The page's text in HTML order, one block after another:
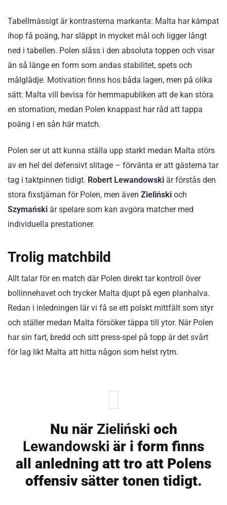
Tabellmässigt är kontrasterna markanta: Malta har kämpat
ihop få poäng, har släppt in mycket mål och ligger långt
ned i tabellen. Polen slåss i den absoluta toppen och visar
än så länge en form som andas stabilitet, spets och
målglädje. Motivation finns hos båda lagen, men på olika
sätt: Malta vill bevisa för hemmapubliken att de kan störa
en stornation, medan Polen knappast har råd att tappa
poäng i en sån här match.
Polen ser ut att kunna ställa upp starkt medan Malta störs
av en hel del defensivt slitage – förvänta er att gästerna tar
tag i taktpinnen tidigt. Robert Lewandowski är förstås den
stora fixstjärnan för Polen, men även Zieliński och
Szymański är spelare som kan avgöra matcher med
individuella prestationer.
Trolig matchbild
Allt talar för en match där Polen direkt tar kontroll över
bollinnehavet och trycker Malta djupt på egen planhalva.
Redan i inledningen lär vi få se ett polskt mittfält som styr
och ställer medan Malta försöker täppa till ytor. När Polen
har sin fart, bredd och sitt press-spel på topp är det svårt
för lag likt Malta att hitta någon som helst rytm.
Nu när Zieliński och
Lewandowski är i form finns
all anledning att tro att Polens
offensiv sätter tonen tidigt.